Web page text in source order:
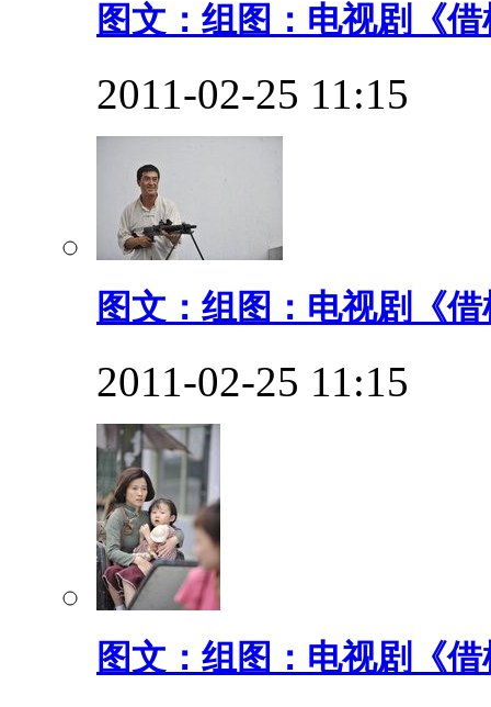
图文：组图：电视剧《
2011-02-25 11:15
图文：组图：电视剧《
2011-02-25 11:15
图文：组图：电视剧《